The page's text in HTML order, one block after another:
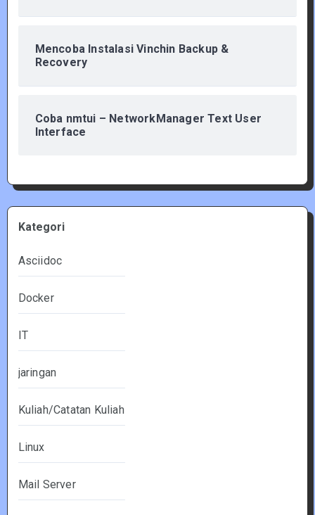
Mencoba Instalasi Vinchin Backup &
Recovery
Coba nmtui – NetworkManager Text User
Interface
Kategori
Asciidoc
Docker
IT
jaringan
Kuliah/Catatan Kuliah
Linux
Mail Server